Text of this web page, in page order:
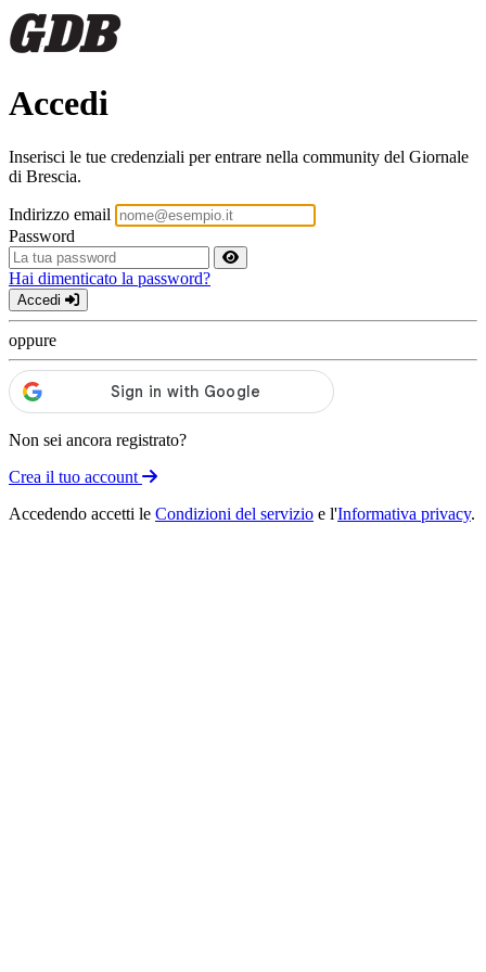
Accedi
Inserisci le tue credenziali per entrare nella community del Giornale
di Brescia.
Indirizzo email
Password
Hai dimenticato la password?
Accedi
oppure
Non sei ancora registrato?
Crea il tuo account
Accedendo accetti le Condizioni del servizio e l'Informativa privacy.